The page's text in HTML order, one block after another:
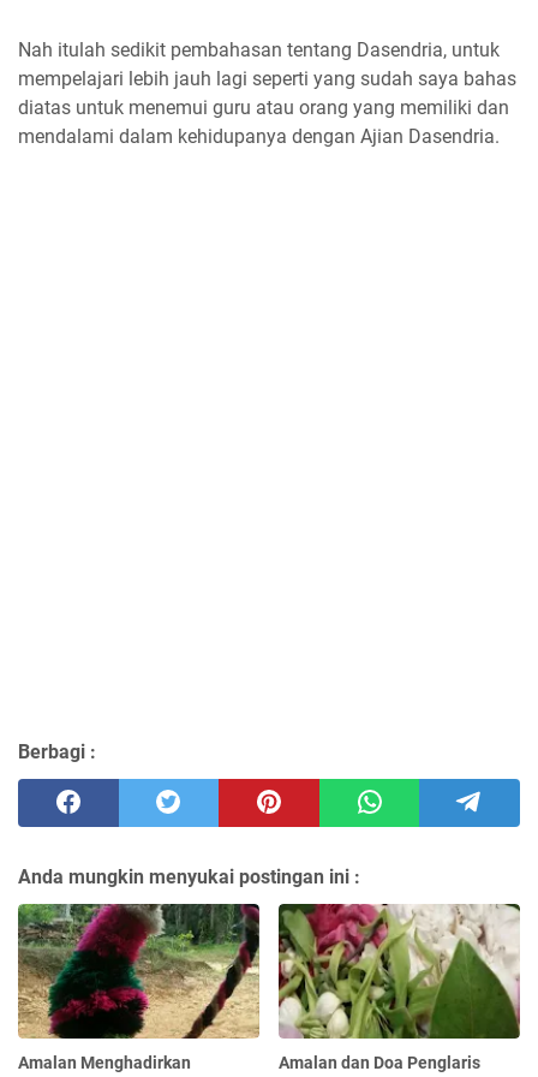
Nah itulah sedikit pembahasan tentang Dasendria, untuk
mempelajari lebih jauh lagi seperti yang sudah saya bahas
diatas untuk menemui guru atau orang yang memiliki dan
mendalami dalam kehidupanya dengan Ajian Dasendria.
Berbagi :
Anda mungkin menyukai postingan ini :
Amalan Menghadirkan Amalan dan Doa Penglaris